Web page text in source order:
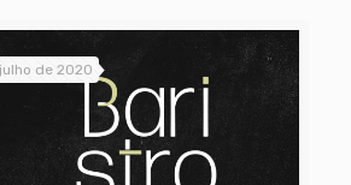
de 2020